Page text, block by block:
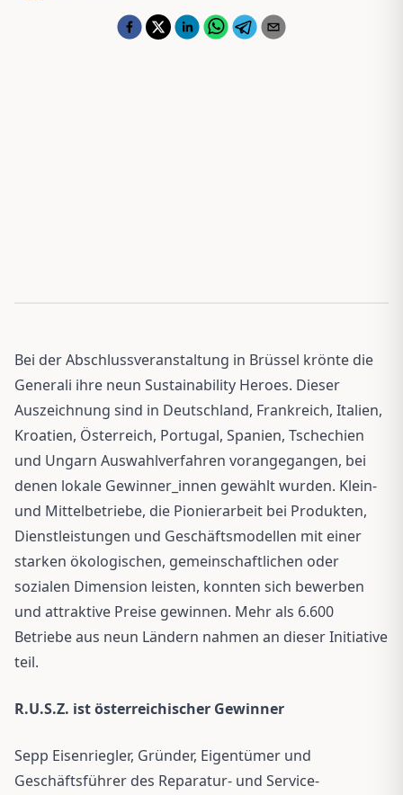
Bei der Abschlussveranstaltung in Brüssel krönte die
Generali ihre neun Sustainability Heroes. Dieser
Auszeichnung sind in Deutschland, Frankreich, Italien,
Kroatien, Österreich, Portugal, Spanien, Tschechien
und Ungarn Auswahlverfahren vorangegangen, bei
denen lokale Gewinner_innen gewählt wurden. Klein-
und Mittelbetriebe, die Pionierarbeit bei Produkten,
Dienstleistungen und Geschäftsmodellen mit einer
starken ökologischen, gemeinschaftlichen oder
sozialen Dimension leisten, konnten sich bewerben
und attraktive Preise gewinnen. Mehr als 6.600
Betriebe aus neun Ländern nahmen an dieser Initiative
teil.
R.U.S.Z. ist österreichischer Gewinner
Sepp Eisenriegler, Gründer, Eigentümer und
Geschäftsführer des Reparatur- und Service-